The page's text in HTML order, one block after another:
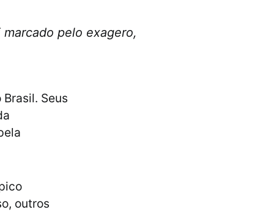
pelo exagero,
Seus
outros